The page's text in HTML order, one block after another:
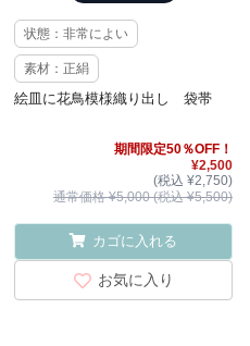
状態：非常によい
素材：正絹
絵皿に花鳥模様織り出し 袋帯
期間限定50％OFF！
¥2,500
(税込 ¥2,750)
通常価格 ¥5,000 (税込 ¥5,500)
カゴに入れる
お気に入り